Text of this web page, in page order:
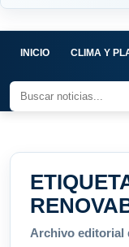
INICIO CLIMA Y
Archivo editorial